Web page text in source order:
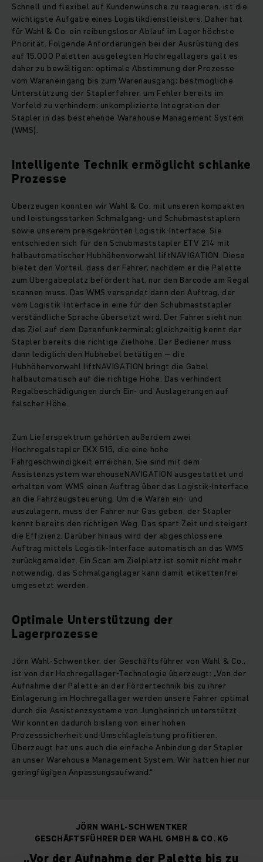
Schnell und flexibel auf Kundenwünsche zu reagieren, ist die
wichtigste Aufgabe eines Logistikdienstleisters. Daher hat
für Wahl & Co. ein reibungsloser Ablauf im Lager höchste
Priorität. Folgende Anforderungen bei der Ausrüstung des
auf 15.000 Paletten ausgelegten Hochregallagers galt es
daher zu bewältigen: optimale Abstimmung der Prozesse
vom Wareneingang bis zum Warenausgang; bestmögliche
Unterstützung der Staplerfahrer, um Fehler bereits im
Vorfeld zu verhindern; unkomplizierte Integration der
Stapler in das bestehende Warehouse Management System
(WMS).
Intelligente Technik ermöglicht schlanke
Prozesse
Überzeugen konnten wir Wahl & Co. mit unseren kompakten
und leistungsstarken Schmalgang- und Schubmaststaplern
sowie unserem preisgekrönten Logistik-Interface. Sie
entschieden sich für den Schubmaststapler ETV 214 mit
halbautomatischer Hubhöhenvorwahl liftNAVIGATION. Diese
bietet den Vorteil, dass der Fahrer, nachdem er die Palette
zum Übergabeplatz befördert hat, nur den Barcode am Regal
scannen muss. Das WMS versendet dann den Auftrag, der
vom Logistik-Interface in eine für den Schubmaststapler
verständliche Sprache übersetzt wird. Der Fahrer sieht nun
das Ziel auf dem Datenfunkterminal; gleichzeitig kennt der
Stapler bereits die richtige Zielhöhe. Der Bediener muss
dann lediglich den Hubhebel betätigen – die
Hubhöhenvorwahl liftNAVIGATION bringt die Gabel
halbautomatisch auf die richtige Höhe. Das verhindert
Regalbeschädigungen durch Ein- und Auslagerungen auf
falscher Höhe.
Zum Lieferspektrum gehörten außerdem zwei
Hochregalstapler EKX 515, die eine hohe
Fahrgeschwindigkeit erreichen. Sie sind mit dem
Assistenzsystem warehouseNAVIGATION ausgestattet und
erhalten vom WMS einen Auftrag über das Logistik-Interface
an die Fahrzeugsteuerung. Um die Waren ein- und
auszulagern, muss der Fahrer nur Gas geben, der Stapler
kennt bereits den richtigen Weg. Das spart Zeit und steigert
die Effizienz. Darüber hinaus wird der abgeschlossene
Auftrag mittels Logistik-Interface automatisch an das WMS
zurückgemeldet. Ein Scan am Zielplatz ist somit nicht mehr
notwendig, das Schmalganglager kann damit etikettenfrei
umgesetzt werden.
Optimale Unterstützung der
Lagerprozesse
Jörn Wahl-Schwentker, der Geschäftsführer von Wahl & Co.,
ist von der Hochregallager-Technologie überzeugt: „Von der
Aufnahme der Palette an der Fördertechnik bis zu ihrer
Einlagerung im Hochregallager werden unsere Fahrer optimal
durch die Assistenzsysteme von Jungheinrich unterstützt.
Wir konnten dadurch bislang von einer hohen
Prozesssicherheit und Umschlagleistung profitieren.
Überzeugt hat uns auch die einfache Anbindung der Stapler
an unser Warehouse Management System. Wir hatten hier nur
geringfügigen Anpassungsaufwand.“
JÖRN WAHL-SCHWENTKER
GESCHÄFTSFÜHRER DER WAHL GMBH & CO. KG
„Vor der Aufnahme der Palette bis zu